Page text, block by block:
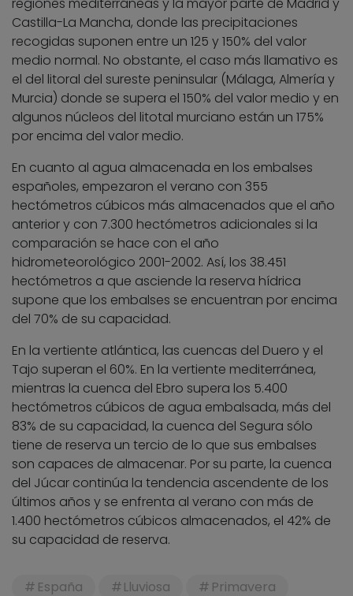
Castilla-La Mancha, donde las precipitaciones
recogidas suponen entre un 125 y 150% del valor
medio normal. No obstante, el caso más llamativo es
el del litoral del sureste peninsular (Málaga, Almería y
Murcia) donde se supera el 150% del valor medio y en
algunos núcleos del litotal murciano están un 175%
por encima del valor medio.
En cuanto al agua almacenada en los embalses
españoles, empezaron el verano con 355
hectómetros cúbicos más almacenados que el año
anterior y con 7.300 hectómetros adicionales si la
comparación se hace con el año
hidrometeorológico 2001-2002. Así, los 38.451
hectómetros a que asciende la reserva hídrica
supone que los embalses se encuentran por encima
del 70% de su capacidad.
En la vertiente atlántica, las cuencas del Duero y el
Tajo superan el 60%. En la vertiente mediterránea,
mientras la cuenca del Ebro supera los 5.400
hectómetros cúbicos de agua embalsada, más del
83% de su capacidad, la cuenca del Segura sólo
tiene de reserva un tercio de lo que sus embalses
son capaces de almacenar. Por su parte, la cuenca
del Júcar continúa la tendencia ascendente de los
últimos años y se enfrenta al verano con más de
1.400 hectómetros cúbicos almacenados, el 42% de
su capacidad de reserva.
España Lluviosa Primavera